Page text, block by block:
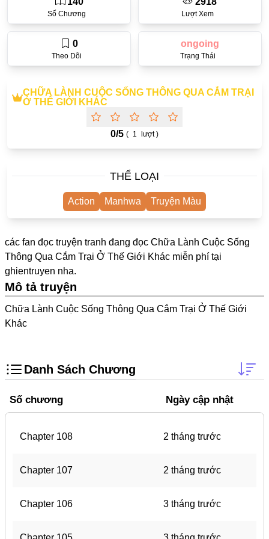
One Shot
Yuri
Truyện Scan
#Trùng Sinh
Cưới Trước Yêu Sau
Trọng Sinh
Doujinshi
Thanh Xuân Vườn Trường
Shounen Ai
#Trâu Già Gặm Cỏ Non
Smut
Anime
Detective
Trinh Thám
CHỮA LÀNH CUỘC SỐNG THÔNG QUA CẮM TRẠI
Ở THẾ GIỚI KHÁC
0/5 ( 1 lượt )
Số Chương Lượt Xem
Theo Dõi
0
Trạng Thái
ongoing
THỂ LOẠI
Action Manhwa Truyện Màu
các fan đọc truyện tranh đang đọc Chữa Lành Cuộc Sống
Thông Qua Cắm Trại Ở Thế Giới Khác miễn phí tại
ghientruyen nha.
Mô tả truyện
Chữa Lành Cuộc Sống Thông Qua Cắm Trại Ở Thế Giới
Khác
Danh Sách Chương
Số chương Ngày cập nhật
Chapter 108 2 tháng trước
Chapter 107 2 tháng trước
Chapter 106 3 tháng trước